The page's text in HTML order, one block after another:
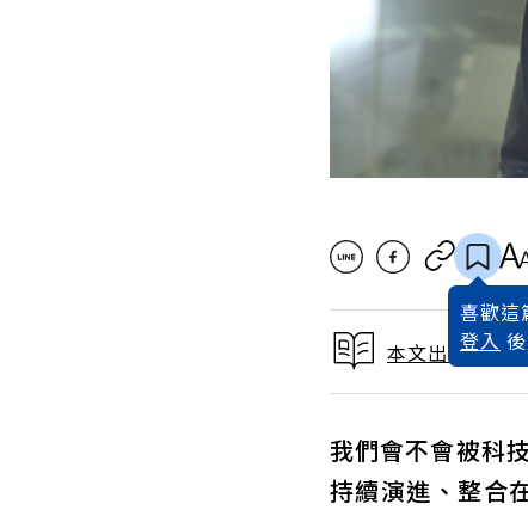
喜歡這
登入
本文出自 2018
我們會不會被科
持續演進、整合